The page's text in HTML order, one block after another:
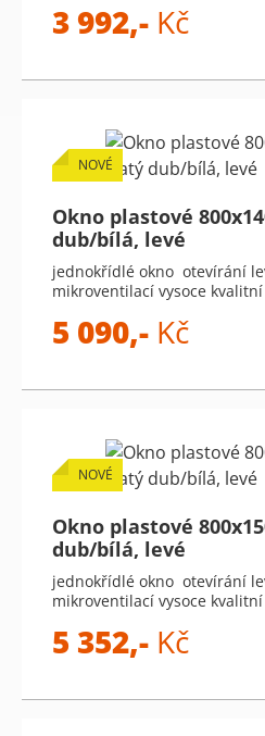
3 992,- Kč
NOVÉ
Okno plastové
dub/bílá, levé
jednokřídlé okno otevírání
mikroventilací vysoce
5 090,- Kč
NOVÉ
Okno plastové
dub/bílá, levé
jednokřídlé okno otevírání
mikroventilací vysoce
5 352,- Kč